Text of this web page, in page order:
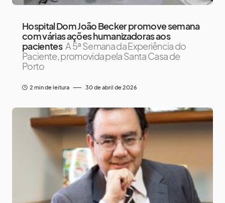
Hospital Dom João Becker promove semana
com várias ações humanizadoras aos
pacientes A 5ª Semana da Experiência do
Paciente, promovida pela Santa Casa de
Porto
2 min de leitura 30 de abril de 2026